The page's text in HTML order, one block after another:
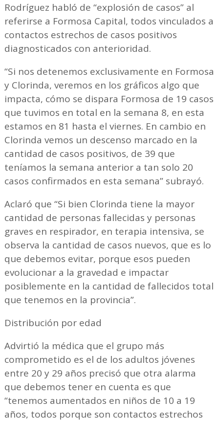
Rodríguez habló de “explosión de casos” al
referirse a Formosa Capital, todos vinculados a
contactos estrechos de casos positivos
diagnosticados con anterioridad.
“Si nos detenemos exclusivamente en Formosa
y Clorinda, veremos en los gráficos algo que
impacta, cómo se dispara Formosa de 19 casos
que tuvimos en total en la semana 8, en esta
estamos en 81 hasta el viernes. En cambio en
Clorinda vemos un descenso marcado en la
cantidad de casos positivos, de 39 que
teníamos la semana anterior a tan solo 20
casos confirmados en esta semana” subrayó.
Aclaró que “Si bien Clorinda tiene la mayor
cantidad de personas fallecidas y personas
graves en respirador, en terapia intensiva, se
observa la cantidad de casos nuevos, que es lo
que debemos evitar, porque esos pueden
evolucionar a la gravedad e impactar
posiblemente en la cantidad de fallecidos total
que tenemos en la provincia”.
Distribución por edad
Advirtió la médica que el grupo más
comprometido es el de los adultos jóvenes
entre 20 y 29 años precisó que otra alarma
que debemos tener en cuenta es que
“tenemos aumentados en niños de 10 a 19
años, todos porque son contactos estrechos